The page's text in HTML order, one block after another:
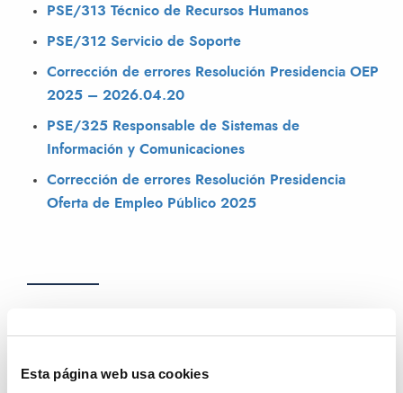
Esta página web usa cookies
PSE/313 Técnico de Recursos Humanos
PSE/312 Servicio de Soporte
Corrección de errores Resolución Presidencia OEP
2025 – 2026.04.20
PSE/325 Responsable de Sistemas de
Información y Comunicaciones
Corrección de errores Resolución Presidencia
Oferta de Empleo Público 2025